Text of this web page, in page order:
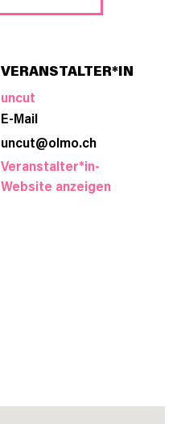
VERANSTALTER*IN
uncut
E-Mail
uncut@olmo.ch
Veranstalter*in-
Website anzeigen